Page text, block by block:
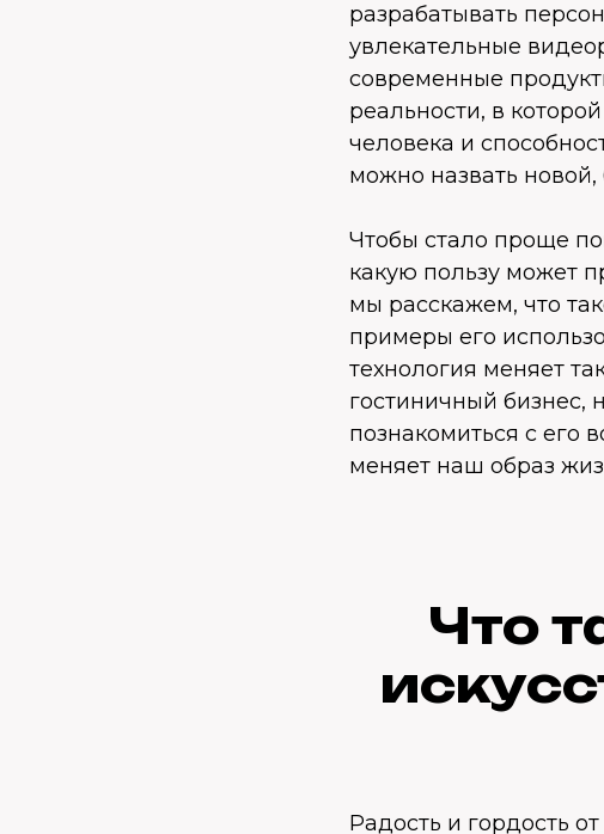
разрабатывать
увлекательные
современные
реальности, в
человека и
можно назвать
Чтобы стало проще
какую пользу может
мы расскажем, что
примеры его
технология меняет
гостиничный
познакомиться с его
меняет наш образ
Что
Радость и гордость